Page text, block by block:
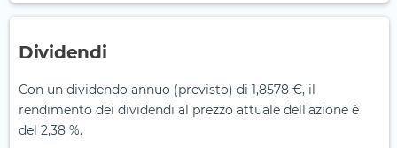
Dividendi
Con un dividendo annuo (previsto) di 1,8578 €, il
rendimento dei dividendi al prezzo attuale dell'azione è
del 2,38 %.